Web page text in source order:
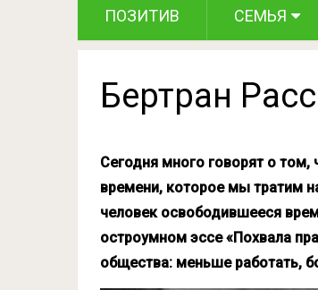
ПОЗИТИВ СЕМЬЯ
Бертран
Сегодня много говорят о том,
времени, которое мы тратим
человек освободившееся
остроумном эссе «Похвала
общества: меньше работать,